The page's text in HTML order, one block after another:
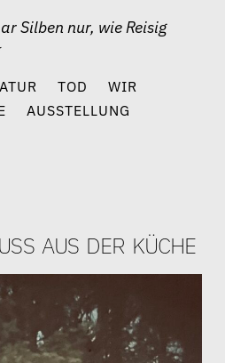
Silben nur, wie Reisig
TOD
WIR
AUSSTELLUNG
aus der küche